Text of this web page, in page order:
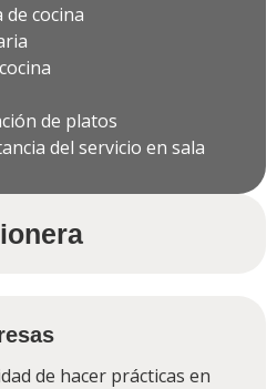
cocina
de platos
del servicio en sala
de hacer prácticas en